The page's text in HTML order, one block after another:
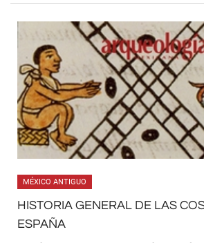
MÉXICO ANTIGUO
HISTORIA GENERAL DE LAS
ESPAÑA